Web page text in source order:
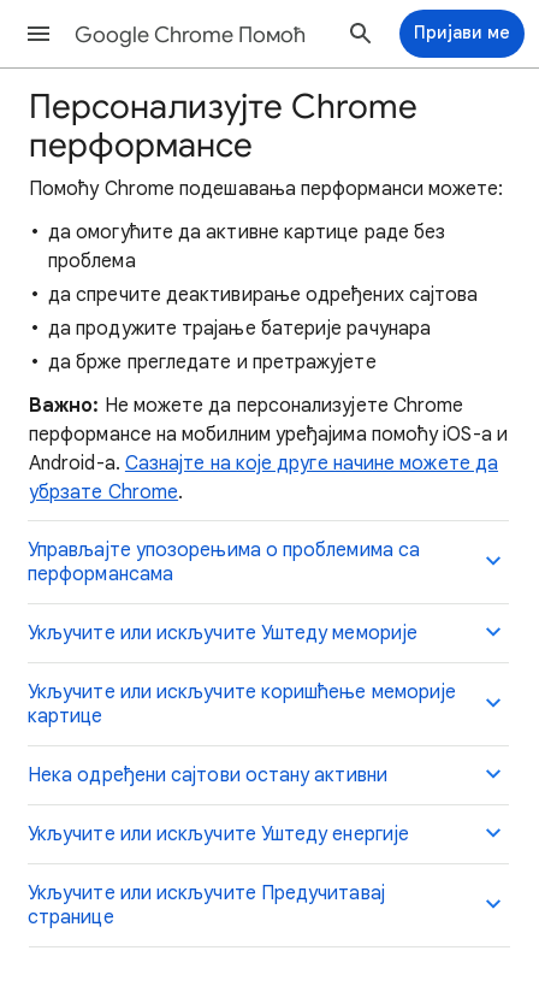
Google Chrome Помоћ Пријави ме
Персонализујте Chrome
перформансе
Помоћу Chrome подешавања перформанси можете:
да омогућите да активне картице раде без
проблема
да спречите деактивирање одређених сајтова
да продужите трајање батерије рачунара
да брже прегледате и претражујете
Важно: Не можете да персонализујете Chrome
перформансе на мобилним уређајима помоћу iOS-а и
Android-а. Сазнајте на које друге начине можете да
убрзате Chrome.
Управљајте упозорењима о проблемима са
перформансама
Укључите или искључите Уштеду меморије
Укључите или искључите коришћење меморије
картице
Нека одређени сајтови остану активни
Укључите или искључите Уштеду енергије
Укључите или искључите Предучитавај
странице